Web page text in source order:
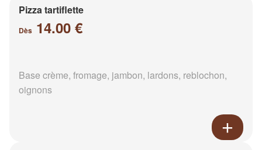
Pizza tartiflette
Dès 14.00 €
Base crème, fromage, jambon, lardons, reblochon,
oignons